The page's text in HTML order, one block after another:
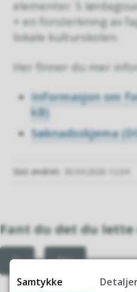
elementer: 5
+ en forsterkning av
lokale kulturskolen.
Her finner du mer
Informasjon om
kB)
Søknadsskjema
Sist endret 30.04.2026 12.04
Fant du det du
Ja Nei
Samtykke